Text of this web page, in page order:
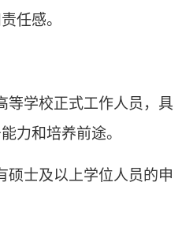
任感。
等学校正式工作人员，具
力和培养前途。
硕士及以上学位人员的申